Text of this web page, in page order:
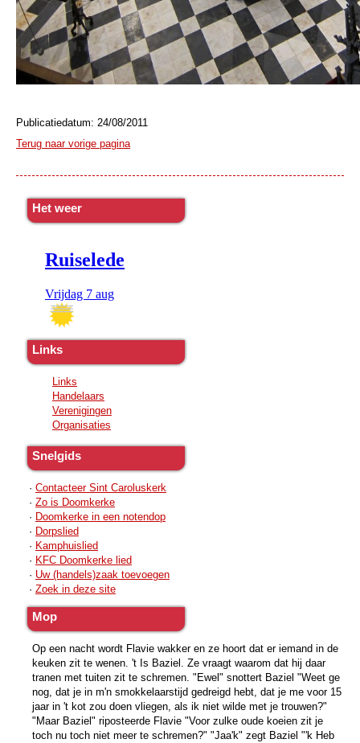
Publicatiedatum: 24/08/2011
Terug naar vorige pagina
Het weer
Links
Links
Handelaars
Verenigingen
Organisaties
Snelgids
· Contacteer Sint Caroluskerk
· Zo is Doomkerke
· Doomkerke in een notendop
· Dorpslied
· Kamphuislied
· KFC Doomkerke lied
· Uw (handels)zaak toevoegen
· Zoek in deze site
Mop
Op een nacht wordt Flavie wakker en ze hoort dat er iemand in de
keuken zit te wenen. 't Is Baziel. Ze vraagt waarom dat hij daar
tranen met tuiten zit te schremen. "Ewel" snottert Baziel "Weet ge
nog, dat je in m'n smokkelaarstijd gedreigd hebt, dat je me voor 15
jaar in 't kot zou doen vliegen, als ik niet wilde met je trouwen?"
"Maar Baziel" riposteerde Flavie "Voor zulke oude koeien zit je
toch nu toch niet meer te schremen?" "Jaa'k" zegt Baziel "'k Heb